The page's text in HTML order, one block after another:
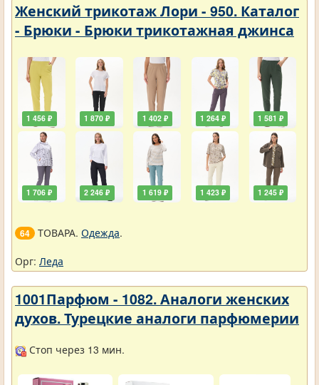
Женский трикотаж Лори - 950. Каталог
- Брюки - Брюки трикотажная джинса
1 456 ₽
1 706 ₽
1 870 ₽
2 246 ₽
1 402 ₽
1 619 ₽
1 264 ₽
1 423 ₽
1 581 ₽
1 245 ₽
64 ТОВАРА. Одежда.
Орг: Леда
1001Парфюм - 1082. Аналоги женских
духов. Турецкие аналоги парфюмерии
Стоп через 13 мин.